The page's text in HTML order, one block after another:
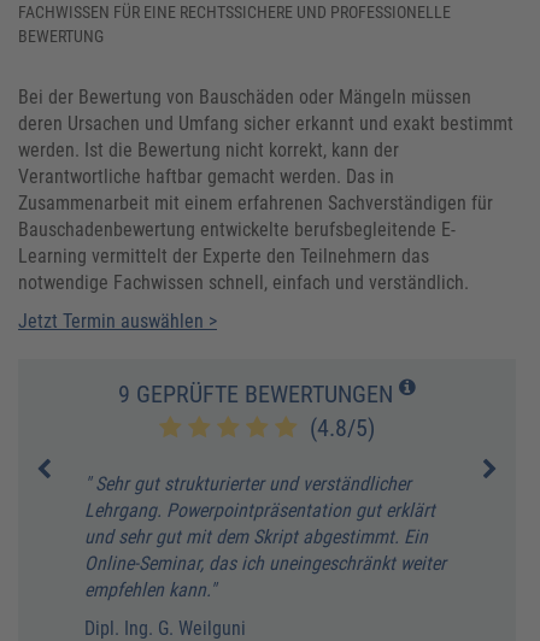
FACHWISSEN FÜR EINE RECHTSSICHERE UND PROFESSIONELLE
BEWERTUNG
Bei der Bewertung von Bauschäden oder Mängeln müssen
deren Ursachen und Umfang sicher erkannt und exakt bestimmt
werden. Ist die Bewertung nicht korrekt, kann der
Verantwortliche haftbar gemacht werden. Das in
Zusammenarbeit mit einem erfahrenen Sachverständigen für
Bauschadenbewertung entwickelte berufsbegleitende E-
Learning vermittelt der Experte den Teilnehmern das
notwendige Fachwissen schnell, einfach und verständlich.
Jetzt Termin auswählen >
9 GEPRÜFTE BEWERTUNGEN
(4.8/5)
" Sehr gut strukturierter und verständlicher
Lehrgang. Powerpointpräsentation gut erklärt
und sehr gut mit dem Skript abgestimmt. Ein
Online-Seminar, das ich uneingeschränkt weiter
empfehlen kann."
Dipl. Ing. G. Weilguni